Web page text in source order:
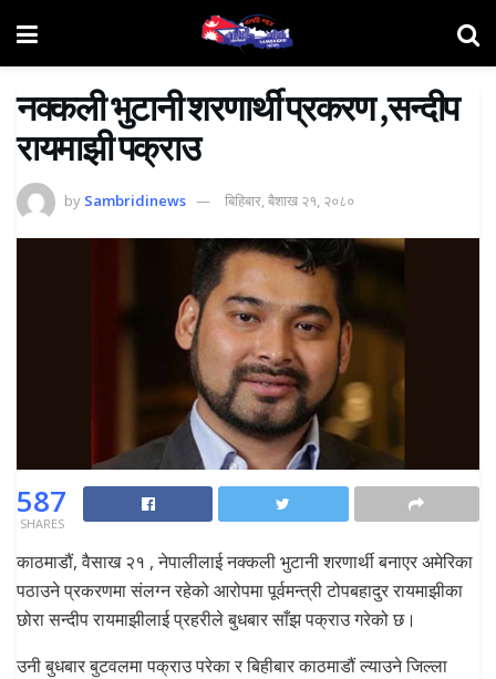
नक्कली भुटानी शरणार्थी प्रकरण ,सन्दीप
रायमाझी पक्राउ
by Sambridinews बिहिबार, बैशाख २१, २०८०
587
SHARES
काठमाडौं, वैसाख २१ , नेपालीलाई नक्कली भुटानी शरणार्थी बनाएर अमेरिका
पठाउने प्रकरणमा संलग्न रहेको आरोपमा पूर्वमन्त्री टोपबहादुर रायमाझीका
छोरा सन्दीप रायमाझीलाई प्रहरीले बुधबार साँझ पक्राउ गरेको छ।
उनी बुधबार बुटवलमा पक्राउ परेका र बिहीबार काठमाडौं ल्याउने जिल्ला